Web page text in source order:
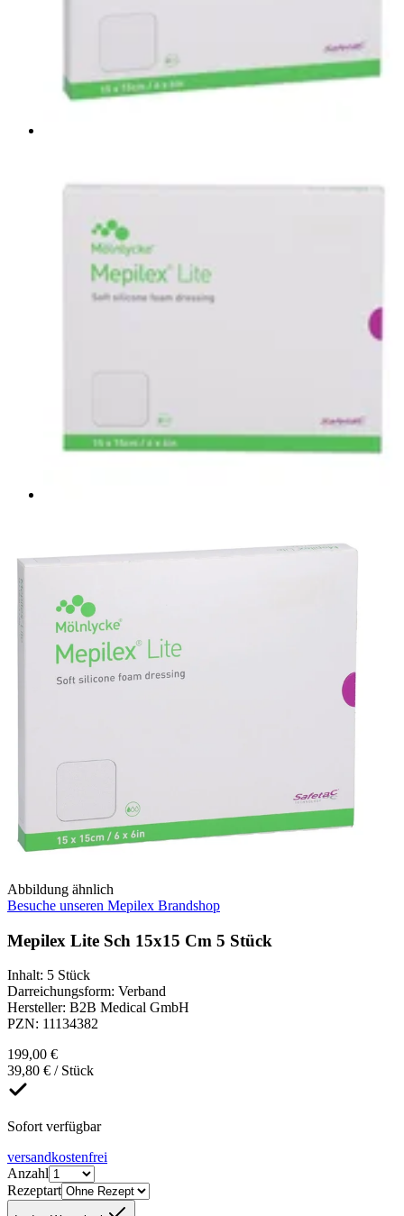
Abbildung ähnlich
Besuche unseren Mepilex Brandshop
Mepilex Lite Sch 15x15 Cm 5 Stück
Inhalt: 5 Stück
Darreichungsform: Verband
Hersteller: B2B Medical GmbH
PZN: 11134382
199,00 €
39,80 € / Stück
Sofort verfügbar
versandkostenfrei
Anzahl
Rezeptart